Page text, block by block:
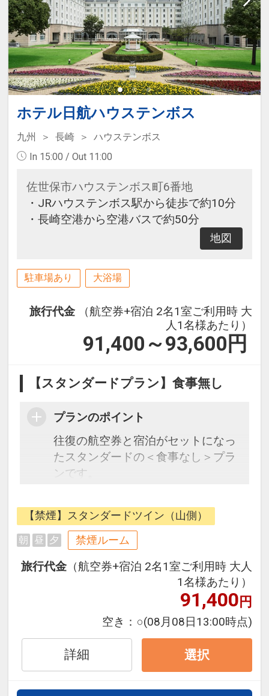
ホテル日航ハウステンボス
九州 長崎
ハウステンボス
In 15:00 / Out 11:00
佐世保市ハウステンボス町6番地
・JRハウステンボス駅から徒歩で約10分
・長崎空港から空港バスで約50分
地図
駐車場あり 大浴場
旅行代金
（航空券+宿泊 2名1室ご利用時 大
人1名様あたり）
91,400～93,600 円
【スタンダードプラン】食事無し
プランのポイント
往復の航空券と宿泊がセットになっ
たスタンダードの＜食事なし＞プラ
ンです。
できるダイナミックパッケージだか
ら、一都市滞在はもちろん周遊旅行
にも最適！
旅行期間中の1泊だけの宿泊や延
泊・飛び泊なども自由自在です。
JALマイレージ会員の方にはフライ
トマイルが50%貯まります。
■大浴場のご案内
宿泊者専用の広々とした「SPA大浴
場」が完備されています。
【禁煙】スタンダードツイン（山側）
朝 昼 夕 禁煙ルーム
旅行代金 （航空券+宿泊 2名1室ご利用時 大人
1名様あたり）
91,400円
空き： ○(08月08日13:00時点)
詳細 選択